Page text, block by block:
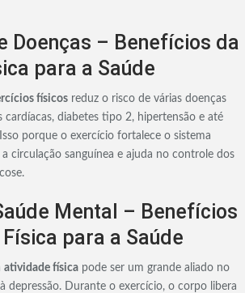
Doenças – Benefícios da
para a Saúde
físicos reduz o risco de várias doenças
cardíacas, diabetes tipo 2, hipertensão e até
porque o exercício fortalece o sistema
circulação sanguínea e ajuda no controle dos
Mental – Benefícios
para a Saúde
atividade física pode ser um grande aliado no
depressão. Durante o exercício, o corpo libera